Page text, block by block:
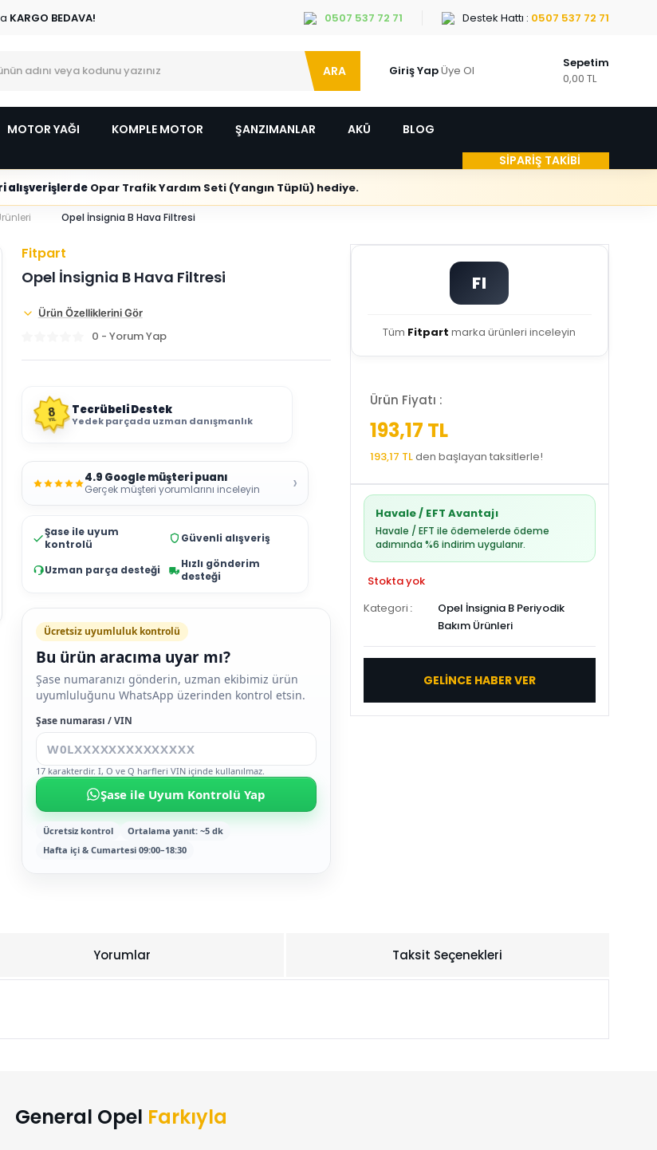
KARGO BEDAVA! 0507 537 72 71 Destek Hattı : 0507 537 72 71
ARA Giriş YapÜye Ol
Sepetim
0,00 TL
MOTOR YAĞI KOMPLE MOTOR ŞANZIMANLAR AKÜ
BLOG
SİPARİŞ TAKİBİ
alışverişlerdeOpar Trafik Yardım Seti (Yangın Tüplü) hediye.
Opel İnsignia B Hava Filtresi
Fitpart
Opel İnsignia B Hava Filtresi
Ürün Özelliklerini Gör
0 - Yorum Yap
8
YIL
Tecrübeli Destek
Yedek parçada uzman danışmanlık
4.9 Google müşteri puanı
Gerçek müşteri yorumlarını inceleyin ›
Şase ile uyum
kontrolü
Güvenli alışveriş
Uzman parça desteği
Hızlı gönderim
desteği
Ücretsiz uyumluluk kontrolü
Bu ürün aracıma uyar mı?
Şase numaranızı gönderin, uzman ekibimiz ürün
uyumluluğunu WhatsApp üzerinden kontrol etsin.
Şase numarası / VIN
17 karakterdir. I, O ve Q harfleri VIN içinde kullanılmaz.
Şase ile Uyum Kontrolü Yap
Ücretsiz kontrol
Ortalama yanıt: ~5 dk
Hafta içi & Cumartesi 09:00–18:30
FI
Tüm Fitpart marka ürünleri inceleyin
Ürün Fiyatı :
193,17 TL
193,17 TLden başlayan taksitlerle!
Havale / EFT Avantajı
Havale / EFT ile ödemelerde ödeme
adımında %6 indirim uygulanır.
Stokta yok
Kategori
Opel İnsignia B Periyodik
Bakım Ürünleri
GELİNCE HABER VER
Yorumlar Taksit Seçenekleri
General Opel Farkıyla